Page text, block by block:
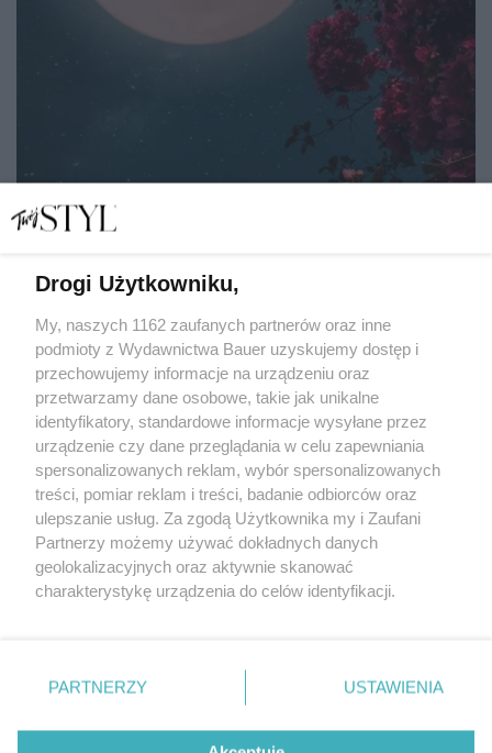
znaków zodiaku
ASTROLOŻKA LENA
ZODIAK
POLITYKA PRYWATNOŚCI
Drogi Użytkowniku,
My, naszych 1162 zaufanych partnerów oraz inne
podmioty z Wydawnictwa Bauer uzyskujemy dostęp i
przechowujemy informacje na urządzeniu oraz
przetwarzamy dane osobowe, takie jak unikalne
identyfikatory, standardowe informacje wysyłane przez
urządzenie czy dane przeglądania w celu zapewniania
spersonalizowanych reklam, wybór spersonalizowanych
treści, pomiar reklam i treści, badanie odbiorców oraz
ulepszanie usług. Za zgodą Użytkownika my i Zaufani
Partnerzy możemy używać dokładnych danych
geolokalizacyjnych oraz aktywnie skanować
charakterystykę urządzenia do celów identyfikacji.
zmienić/wycofać klikając przycisk ustawień prywatności
znajdujący się w lewym dolnym rogu strony
rodzaje przetwarzania danych nie wymagają zgody
PARTNERZY USTAWIENIA